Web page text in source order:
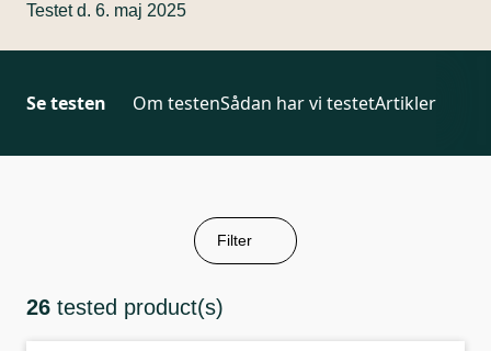
Testet d. 6. maj 2025
Se testen Om testenSådan har vi testetArtikler
Filter
26 tested product(s)